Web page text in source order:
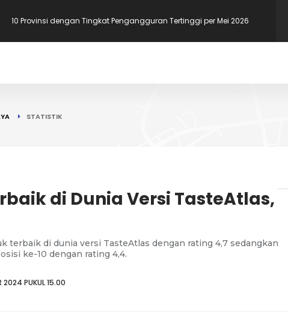
Provinsi Mana di Jawa yang Paling Sering Gunakan Bahasa Daerah
di Puncak!
STATISTIK
di Dunia Versi TasteAtlas,
terbaik di dunia versi TasteAtlas dengan rating 4,7 sedangkan
ke-10 dengan rating 4,4.
2024 PUKUL 15.00